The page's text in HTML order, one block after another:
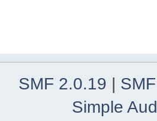
SMF 2.0.19 |
Simple